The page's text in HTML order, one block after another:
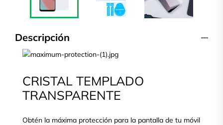
Descripción
CRISTAL TEMPLADO
TRANSPARENTE
Obtén la máxima protección para la pantalla de tu móvil